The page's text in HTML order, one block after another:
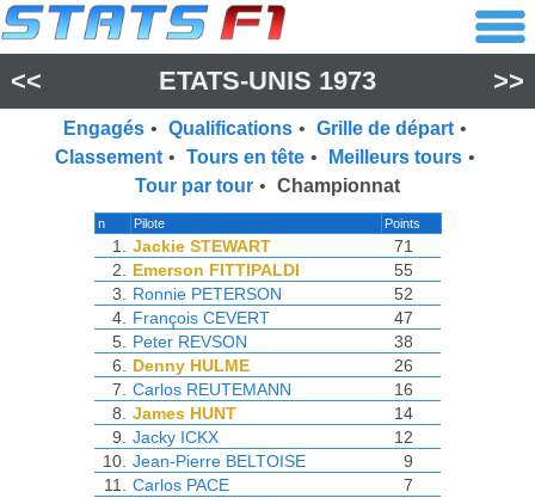
<< ETATS-UNIS 1973 >>
Engagés • Qualifications • Grille de départ •
Classement • Tours en tête • Meilleurs tours •
Tour par tour • Championnat
n Pilote Points
1. Jackie STEWART
71
2.
Emerson FITTIPALDI
55
3.
Ronnie PETERSON
52
4.
François CEVERT
47
5.
Peter REVSON
38
6.
Denny HULME
26
7.
Carlos REUTEMANN
16
8.
James HUNT
14
9.
Jacky ICKX
12
10. Jean-Pierre BELTOISE
9
11.
Carlos PACE
7